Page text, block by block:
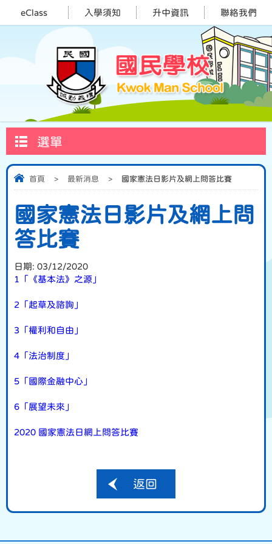
eClass 入學須知 升中資訊 聯絡我們
選單
首頁 > 最新消息 > 國家憲法日影片及網上問答比賽
國家憲法日影片及網上問
答比賽
日期: 03/12/2020
1「《基本法》之源」
2「起草及諮詢」
3「權利和自由」
4「法治制度」
5「國際金融中心」
6「展望未來」
2020 國家憲法日網上問答比賽
返回